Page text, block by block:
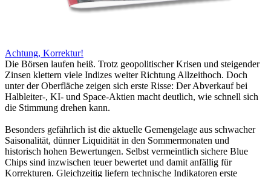
Achtung, Korrektur!
Die Börsen laufen heiß. Trotz geopolitischer Krisen und steigender
Zinsen klettern viele Indizes weiter Richtung Allzeithoch. Doch
unter der Oberfläche zeigen sich erste Risse: Der Abverkauf bei
Halbleiter-, KI- und Space-Aktien macht deutlich, wie schnell sich
die Stimmung drehen kann.
Besonders gefährlich ist die aktuelle Gemengelage aus schwacher
Saisonalität, dünner Liquidität in den Sommermonaten und
historisch hohen Bewertungen. Selbst vermeintlich sichere Blue
Chips sind inzwischen teuer bewertet und damit anfällig für
Korrekturen. Gleichzeitig liefern technische Indikatoren erste